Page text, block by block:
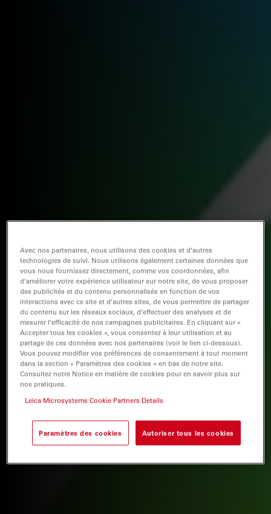
Avec nos partenaires, nous utilisons des cookies et d’autres
technologies de suivi. Nous utilisons également certaines données que
vous nous fournissez directement, comme vos coordonnées, afin
d’améliorer votre expérience utilisateur sur notre site, de vous proposer
des publicités et du contenu personnalisés en fonction de vos
interactions avec ce site et d’autres sites, de vous permettre de partager
du contenu sur les réseaux sociaux, d’effectuer des analyses et de
mesurer l’efficacité de nos campagnes publicitaires. En cliquant sur «
Accepter tous les cookies », vous consentez à leur utilisation et au
partage de ces données avec nos partenaires (voir le lien ci-dessous).
Vous pouvez modifier vos préférences de consentement à tout moment
dans la section « Paramètres des cookies » en bas de notre site.
Consultez notre Notice en matière de cookies pour en savoir plus sur
nos pratiques.
Leica Microsystems Cookie Partners Details
Paramètres des cookies Autoriser tous les cookies